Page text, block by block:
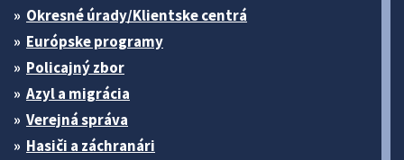
Okresné úrady/Klientske centrá
Európske programy
Policajný zbor
Azyl a migrácia
Verejná správa
Hasiči a záchranári